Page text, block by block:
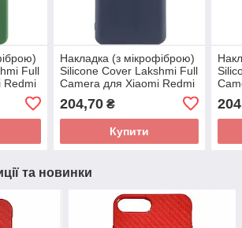
Full
Redmi
Накладка (з мікрофіброю)
Silicone Cover Lakshmi Full
Camera для Xiaomi Redmi
Note 12T Pro- темно-синій
204,70₴
Купити
та новинки